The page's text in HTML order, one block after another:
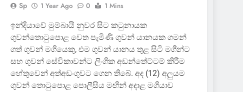
Sp 1 Year Ago 0 1 Mins
ඉන්දියාවේ මුම්බායි නුවර සිට කටුනායක
ගුවන්තොටුපොළ වෙත පැමිණි ගුවන් යානයක ගමන්
ගත් ගුවන් මගියෙකු, එම ගුවන් යානය තුළ සිටි මගීන්ට
සහ ගුවන් සේවිකාවන්ට ලිංගික අඩන්තේට්ටම් කිරීම
හේතුවෙන් අත්අඩංගුවට ගෙන තිබේ. අද (12) අලුයම
ගුවන් තොටුපොළ පොලීසිය මඟින් අදාළ මගියාව